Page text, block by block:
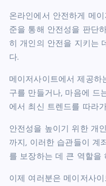
온라인에서 안전하게 메
준을 통해 안전성을 판단
히 개인의 안전을 지키는
다.
메이저사이트에서 제공하
구를 만들거나, 마음에 드
에서 최신 트렌드를 따라
안전성을 높이기 위한 개
까지, 이러한 습관들이 계
를 보장하는 데 큰 역할을
이제 여러분은 메이저사